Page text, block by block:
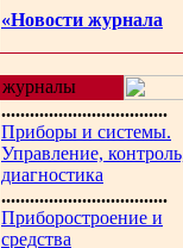
«Новости журнала
журналы
...................................
Приборы и системы.
Управление,
диагностика
...................................
Приборостроение и
средства